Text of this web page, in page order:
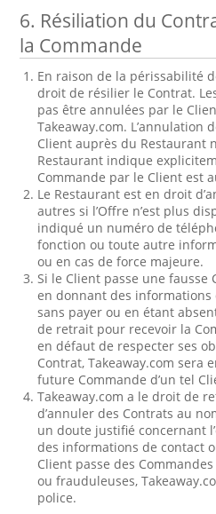
6. Résiliation du
la Commande
En raison de la périssabilité
droit de résilier le Contrat.
pas être annulées par le
Takeaway.com. L’annulation
Client auprès du Restaurant
Restaurant indique
Commande par le Client est
Le Restaurant est en droit
autres si l’Offre n’est plus
indiqué un numéro de
fonction ou toute autre
ou en cas de force majeure.
Si le Client passe une fausse
en donnant des informations
sans payer ou en étant
de retrait pour recevoir la
en défaut de respecter ses
Contrat, Takeaway.com sera
future Commande d’un tel
Takeaway.com a le droit de
d’annuler des Contrats au
un doute justifié concernant
des informations de contact
Client passe des
ou frauduleuses,
police.